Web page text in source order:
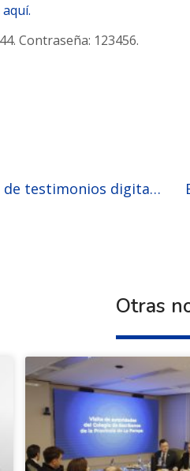
aquí.
Contraseña: 123456.
Avances en la inscripción de testimonios digitales en el Registro de la Propiedad
Otras